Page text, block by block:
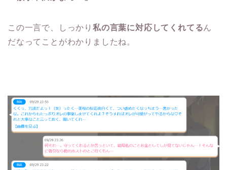
この一言で、しっかり 私の言葉に対応してくれてるん
だなってことがわかりましたね。